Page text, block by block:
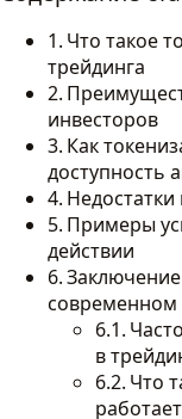
Что такое
трейдинга
инвесторов
Как
доступность
Примеры
действии
современном
в
Что